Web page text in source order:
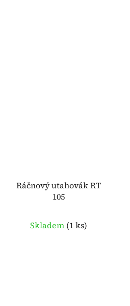
Ráčnový utahovák RT
105
Skladem (1 ks)